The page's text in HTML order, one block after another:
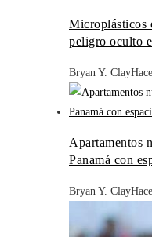
Microplásticos
peligro oculto
Bryan Y. Clay
Apartamentos
Panamá con
Bryan Y. Clay